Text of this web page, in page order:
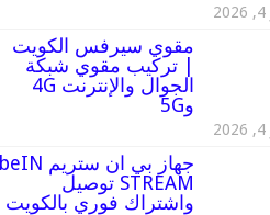
مقوي سيرفس الكويت
| تركيب مقوي شبكة
الجوال والإنترنت 4G
و5G
جهاز بي ان ستريم beIN
STREAM توصيل
واشتراك فوري بالكويت